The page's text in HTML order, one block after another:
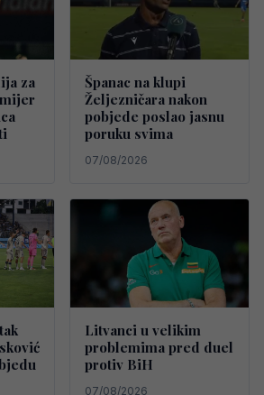
za
Španac na klupi
Željezničara nakon
pobjede poslao jasnu
poruku svima
07/08/2026
Litvanci u velikim
problemima pred duel
protiv BiH
07/08/2026